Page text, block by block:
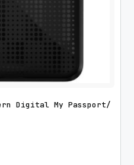
ú
l
i
o
Digital My Passport/